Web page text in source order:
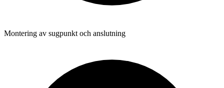
Montering av sugpunkt och anslutning